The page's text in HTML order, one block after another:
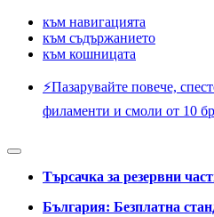
към навигацията
към съдържанието
към кошницата
⚡️Пазарувайте повече,
филаменти и смоли от 10
Търсачка за резервни
България: Безплатна